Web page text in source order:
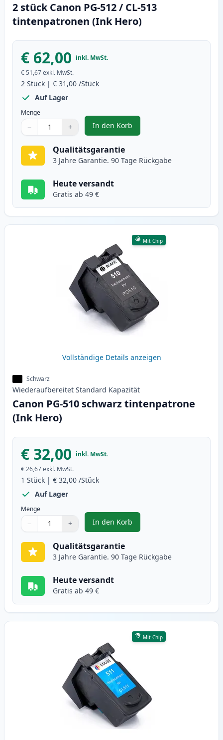
2 stück Canon PG-512 / CL-513
tintenpatronen (Ink Hero)
€ 62,00 inkl. MwSt.
€ 51,67exkl. MwSt.
2 Stück | € 31,00 /Stück
Auf Lager
Menge
Verwenden Sie die Tasten, um anzupassen
− +
1
In den Korb
, 2 stück Canon PG-512 / CL-
Qualitätsgarantie
3 Jahre Garantie. 90 Tage Rückgabe
Heute versandt
Gratis ab 49 €
Mit Chip
Vollständige Details anzeigen
Schwarz
Wiederaufbereitet Standard Kapazität
Canon PG-510 schwarz tintenpatrone
(Ink Hero)
€ 32,00 inkl. MwSt.
€ 26,67exkl. MwSt.
1 Stück | € 32,00 /Stück
Auf Lager
Menge
Verwenden Sie die Tasten, um anzupassen
− +
1
In den Korb
, Canon PG-510 schwarz
Qualitätsgarantie
3 Jahre Garantie. 90 Tage Rückgabe
Heute versandt
Gratis ab 49 €
Mit Chip